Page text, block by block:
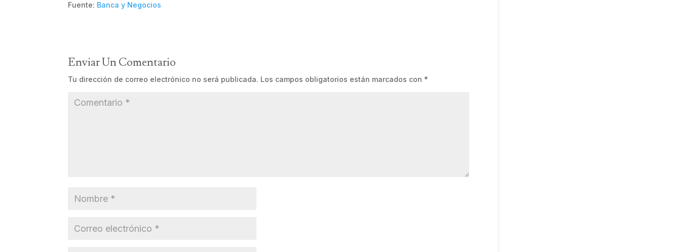
Fuente: Banca y Negocios
Enviar Un Comentario
Tu dirección de correo electrónico no será publicada. Los campos obligatorios están marcados con *